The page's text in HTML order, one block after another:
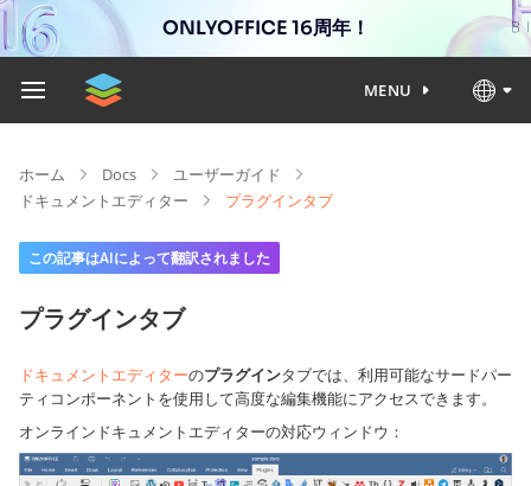
ONLYOFFICE 16周年！
MENU
ホーム Docs
ユーザーガイド
ドキュメントエディター
プラグインタブ
この記事はAIによって翻訳されました
プラグインタブ
ドキュメントエディターのプラグインタブでは、利用可能なサードパー
ティコンポーネントを使用して高度な編集機能にアクセスできます。
オンラインドキュメントエディターの対応ウィンドウ：